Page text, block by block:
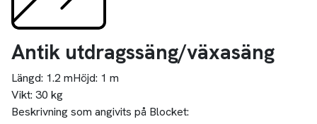
Antik utdragssäng/växasäng
Längd: 1.2 mHöjd: 1 m
Vikt: 30 kg
Beskrivning som angivits på Blocket: